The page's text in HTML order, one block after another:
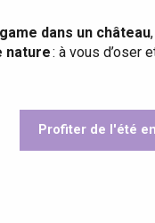
dans un château
nature: à vous d’oser
Profiter de l'été